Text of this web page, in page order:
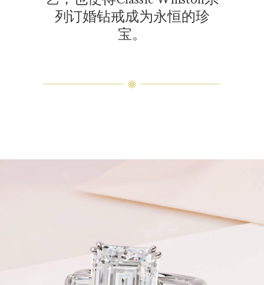
列订婚钻戒成为永恒的珍
宝。